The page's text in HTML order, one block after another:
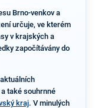
Brno-venkov a
určuje, ve kterém
v krajských a
započítávány do
také souhrnné
kraj. V minulých